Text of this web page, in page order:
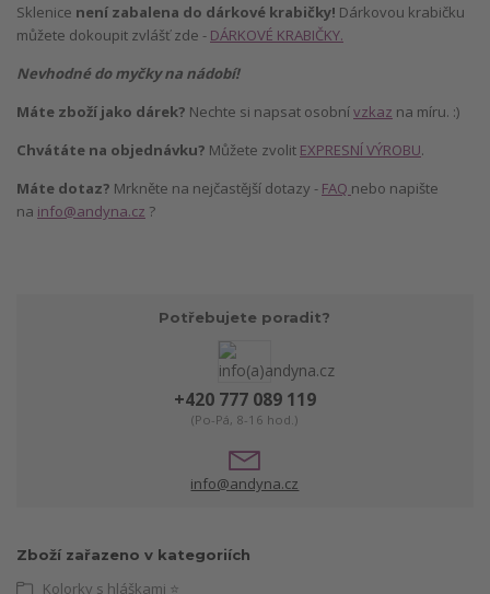
Sklenice není zabalena do dárkové krabičky! Dárkovou krabičku
můžete dokoupit zvlášť zde - DÁRKOVÉ KRABIČKY.
Nevhodné do myčky na nádobí!
Máte zboží jako dárek? Nechte si napsat osobnívzkaz na míru. :)
Chvátáte na objednávku? Můžete zvolit EXPRESNÍ VÝROBU.
Máte dotaz? Mrkněte na nejčastější dotazy - FAQ nebo napište
na info@andyna.cz ?
Potřebujete poradit?
+420 777 089 119
(Po-Pá, 8-16 hod.)
info@andyna.cz
Zboží zařazeno v kategoriích
Kolorky s hláškami ⭐